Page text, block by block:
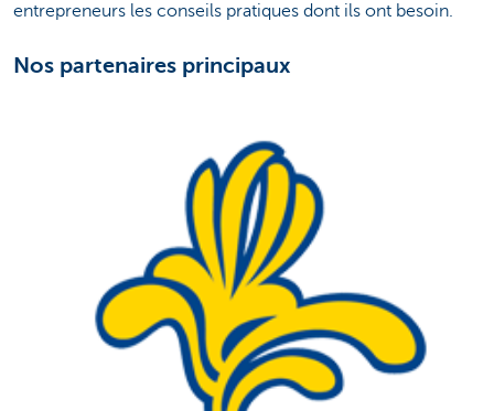
entrepreneurs les conseils pratiques dont ils ont besoin.
Nos partenaires principaux